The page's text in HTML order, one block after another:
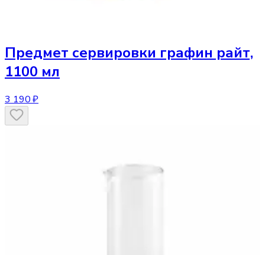
Предмет сервировки графин райт,
1100 мл
3 190 ₽